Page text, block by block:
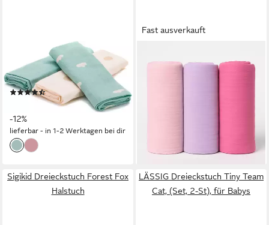
Stoffwindeln Mullwindeln,
Punkte (Set, 3-St)
(11)
ab 8,74 € UVP9,90 €
-12%
lieferbar - in 1-2 Werktagen bei dir
Fast ausverkauft
Halstuch Musselin Kinder
Halstücher im Set Rosa,
lieferbar - in 4-5 Werktagen bei dir
Sigikid Dreieckstuch Forest Fox
Halstuch
LÄSSIG Dreieckstuch Tiny Team
Cat, (Set, 2-St), für Babys